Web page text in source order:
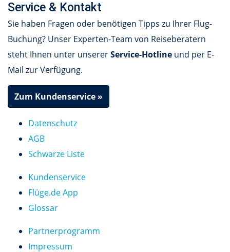
Service & Kontakt
Sie haben Fragen oder benötigen Tipps zu Ihrer Flug-
Buchung? Unser Experten-Team von Reiseberatern
steht Ihnen unter unsererService-Hotline und per E-
Mail zur Verfügung.
Zum Kundenservice »
Datenschutz
AGB
Schwarze Liste
Kundenservice
Flüge.de App
Glossar
Partnerprogramm
Impressum